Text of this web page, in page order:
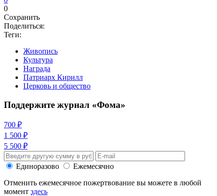
0
Сохранить
Поделиться:
Теги:
Живопись
Культура
Награда
Патриарх Кирилл
Церковь и общество
Поддержите журнал «Фома»
700 ₽
1 500 ₽
5 500 ₽
Единоразово
Ежемесячно
Отменить ежемесячное пожертвование вы можете в любой
момент здесь